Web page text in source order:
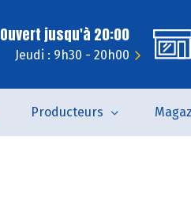
Ouvert jusqu'à 20:00
Jeudi : 9h30 - 20h00
Producteurs